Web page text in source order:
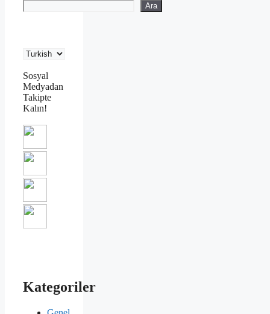
Ara
Sosyal
Medyadan
Takipte
Kalın!
Kategoriler